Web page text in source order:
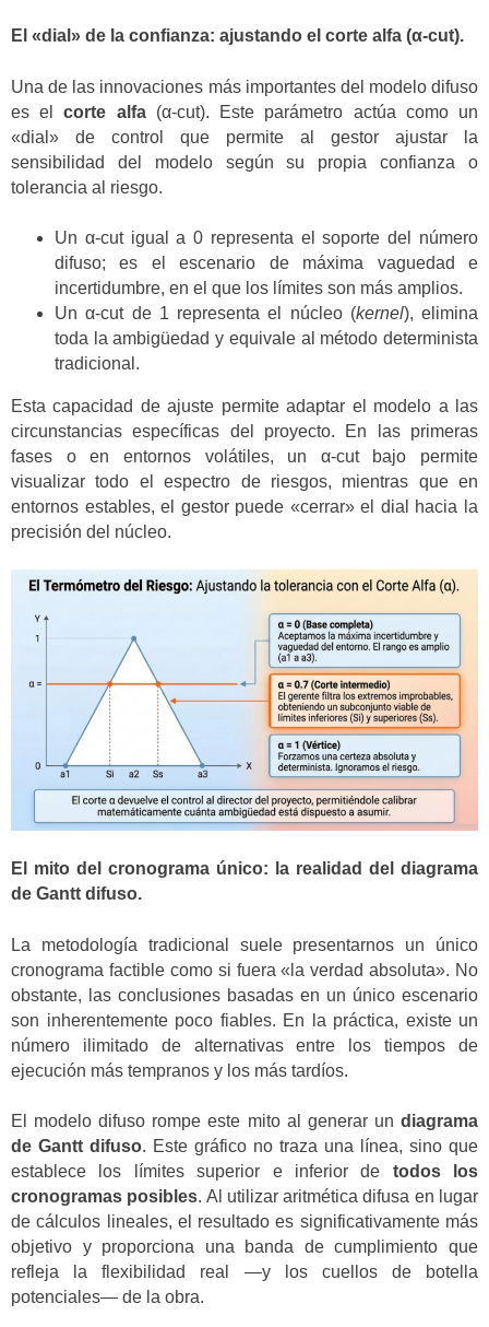
El «dial» de la confianza: ajustando el corte alfa (α-cut).
Una de las innovaciones más importantes del modelo difuso
es elcorte alfa(α-cut). Este parámetro actúa como un
«dial» de control que permite al gestor ajustar la
sensibilidad del modelo según su propia confianza o
tolerancia al riesgo.
Un α-cut igual a 0 representa el soporte del número
difuso; es el escenario de máxima vaguedad e
incertidumbre, en el que los límites son más amplios.
Un α-cut de 1 representa el núcleo (kernel), elimina
toda la ambigüedad y equivale al método determinista
tradicional.
Esta capacidad de ajuste permite adaptar el modelo a las
circunstancias específicas del proyecto. En las primeras
fases o en entornos volátiles, un α-cut bajo permite
visualizar todo el espectro de riesgos, mientras que en
entornos estables, el gestor puede «cerrar» el dial hacia la
precisión del núcleo.
El mito del cronograma único: la realidad del diagrama
de Gantt difuso.
La metodología tradicional suele presentarnos un único
cronograma factible como si fuera «la verdad absoluta». No
obstante, las conclusiones basadas en un único escenario
son inherentemente poco fiables. En la práctica, existe un
número ilimitado de alternativas entre los tiempos de
ejecución más tempranos y los más tardíos.
El modelo difuso rompe este mito al generar un diagrama
de Gantt difuso. Este gráfico no traza una línea, sino que
establece los límites superior e inferior de todos los
cronogramas posibles. Al utilizar aritmética difusa en lugar
de cálculos lineales, el resultado es significativamente más
objetivo y proporciona una banda de cumplimiento que
refleja la flexibilidad real —y los cuellos de botella
potenciales— de la obra.